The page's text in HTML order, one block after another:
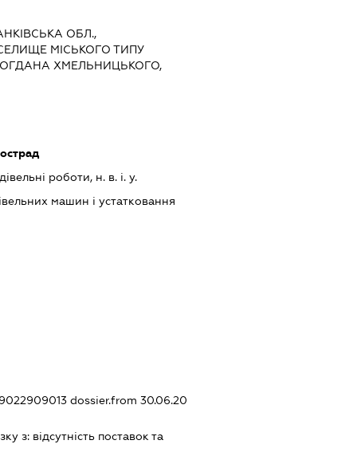
ОБЛ.,
МІСЬКОГО ТИПУ
ХМЕЛЬНИЦЬКОГО,
роботи, н. в. і. у.
машин і устатковання
dossier.from 30.06.20
з: вiдсутнiсть поставок та